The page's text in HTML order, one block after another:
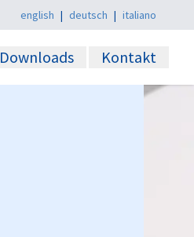
english | deutsch | italiano
Downloads Kontakt